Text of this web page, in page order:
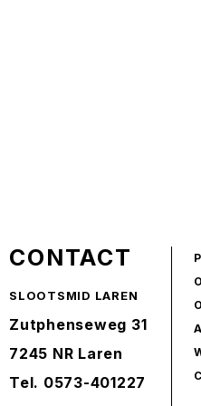
CONTACT
SLOOTSMID LAREN
Zutphenseweg 31
7245 NR Laren
Tel. 0573-401227